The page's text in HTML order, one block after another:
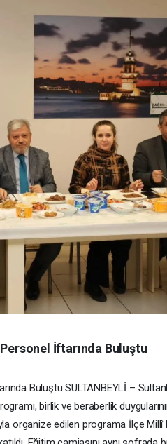
İftarında Buluştu
Buluştu SULTANBEYLİ –
birlik ve beraberlik
organize edilen programa İlçe